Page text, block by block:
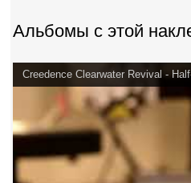
Альбомы с этой
Creedence Clearwater Revival -